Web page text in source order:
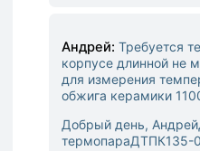
Андрей: Требуется
корпусе длинной не
для измерения
обжига керамики
Добрый день, Андрей
термопараДТПК135-